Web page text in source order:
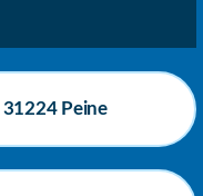
31224 Peine